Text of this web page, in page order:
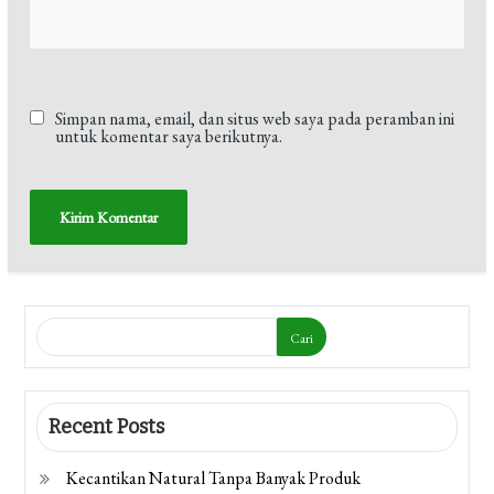
Simpan nama, email, dan situs web saya pada peramban ini
untuk komentar saya berikutnya.
Cari
Recent Posts
Kecantikan Natural Tanpa Banyak Produk